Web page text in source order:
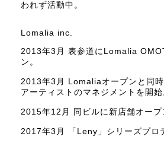
われず活動中。
Lomalia inc.
2013年3月 表参道にLomalia
ン。
2013年3月 Lomaliaオープンと同
アーティストのマネジメントを開始
2015年12月 同ビルに新店舗オープ
2017年3月 「Leny」シリーズプロ